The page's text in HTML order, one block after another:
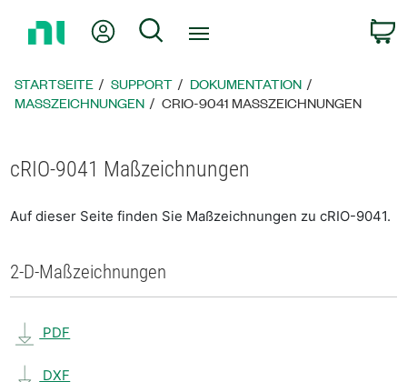
zur
Mein KontoSuche
STARTSEITE SUPPORT
DOKUMENTATION
MASSZEICHNUNGEN
CRIO-9041 MASSZEICHNUNGEN
cRIO-9041 Maßzeichnungen
Auf dieser Seite finden Sie Maßzeichnungen zu cRIO-9041.
2-D-Maßzeichnungen
PDF
DXF